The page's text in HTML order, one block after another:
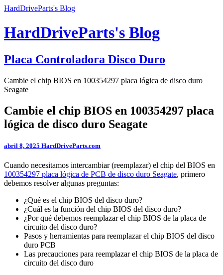
HardDriveParts's Blog
HardDriveParts's Blog
Placa Controladora Disco Duro
Cambie el chip BIOS en 100354297 placa lógica de disco duro
Seagate
Cambie el chip BIOS en 100354297 placa
lógica de disco duro Seagate
abril 8, 2025 HardDriveParts.com
Cuando necesitamos intercambiar (reemplazar) el chip del BIOS en
100354297 placa lógica de PCB de disco duro Seagate, primero
debemos resolver algunas preguntas:
¿Qué es el chip BIOS del disco duro?
¿Cuál es la función del chip BIOS del disco duro?
¿Por qué debemos reemplazar el chip BIOS de la placa de
circuito del disco duro?
Pasos y herramientas para reemplazar el chip BIOS del disco
duro PCB
Las precauciones para reemplazar el chip BIOS de la placa de
circuito del disco duro